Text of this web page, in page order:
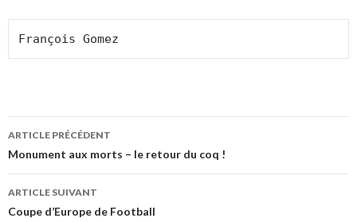
François Gomez
Navigation
des
articles
ARTICLE PRÉCÉDENT
Monument aux morts – le retour du coq !
ARTICLE SUIVANT
Coupe d’Europe de Football